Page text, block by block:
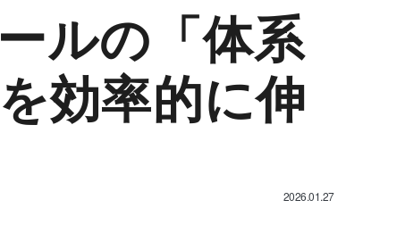
ルの「体系
効率的に伸
2026.01.27